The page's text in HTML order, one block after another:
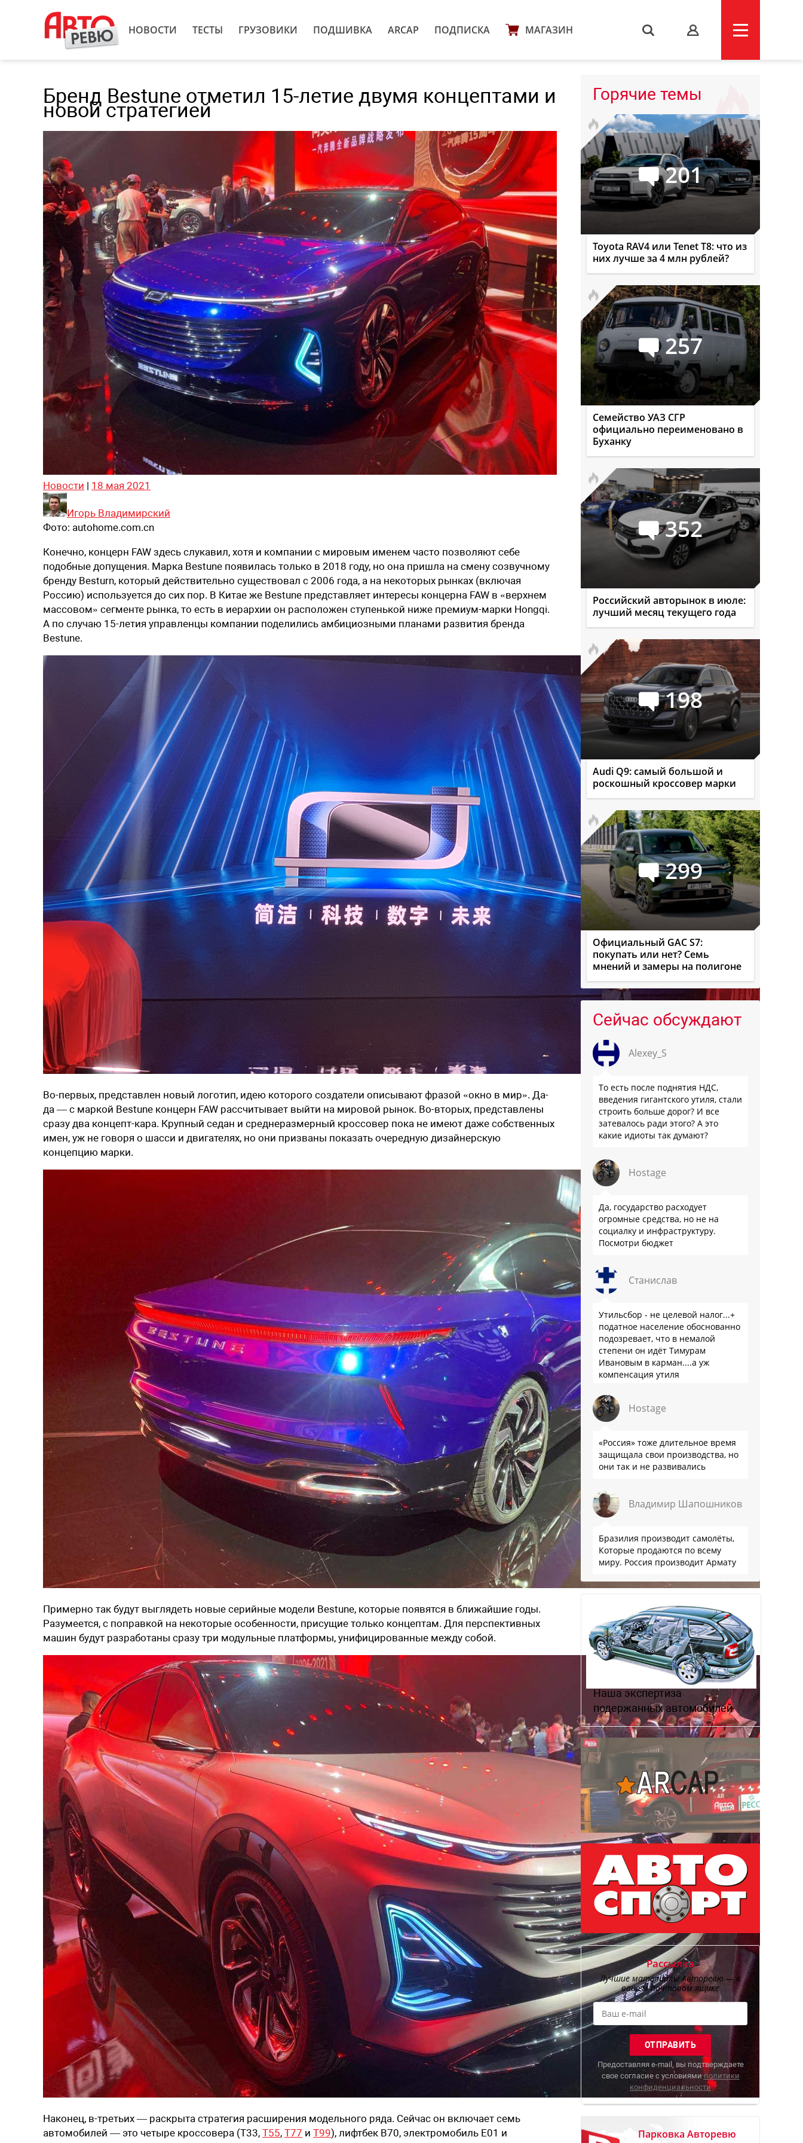
НОВОСТИ ТЕСТЫ ГРУЗОВИКИ ПОДШИВКА ARCAP ПОДПИСКА МАГАЗИН s
Бренд Bestune отметил 15-летие двумя концептами и
новой стратегией
Новости | 18 мая 2021
Игорь Владимирский
Фото: autohome.com.cn
Конечно, концерн FAW здесь слукавил, хотя и компании с мировым именем часто позволяют себе
подобные допущения. Марка Bestune появилась только в 2018 году, но она пришла на смену созвучному
бренду Besturn, который действительно существовал с 2006 года, а на некоторых рынках (включая
Россию) используется до сих пор. В Китае же Bestune представляет интересы концерна FAW в «верхнем
массовом» сегменте рынка, то есть в иерархии он расположен ступенькой ниже премиум-марки Hongqi.
А по случаю 15-летия управленцы компании поделились амбициозными планами развития бренда
Bestune.
Во-первых, представлен новый логотип, идею которого создатели описывают фразой «окно в мир». Да-
да — с маркой Bestune концерн FAW рассчитывает выйти на мировой рынок. Во-вторых, представлены
сразу два концепт-кара. Крупный седан и среднеразмерный кроссовер пока не имеют даже собственных
имен, уж не говоря о шасси и двигателях, но они призваны показать очередную дизайнерскую
концепцию марки.
Примерно так будут выглядеть новые серийные модели Bestune, которые появятся в ближайшие годы.
Разумеется, с поправкой на некоторые особенности, присущие только концептам. Для перспективных
машин будут разработаны сразу три модульные платформы, унифицированные между собой.
Наконец, в-третьих — раскрыта стратегия расширения модельного ряда. Сейчас он включает семь
автомобилей — это четыре кроссовера (T33, T55, T77 и T99), лифтбек B70, электромобиль E01 и
Горячие темы
201
Toyota RAV4 или Tenet T8: что из
них лучше за 4 млн рублей?
257
Семейство УАЗ СГР
официально переименовано в
Буханку
352
Российский авторынок в июле:
лучший месяц текущего года
198
Audi Q9: самый большой и
роскошный кроссовер марки
299
Официальный GAC S7:
покупать или нет? Семь
мнений и замеры на полигоне
Сейчас обсуждают
Alexey_S
То есть после поднятия НДС,
введения гигантского утиля, стали
строить больше дорог? И все
затевалось ради этого? А это
какие идиоты так думают?
Hostage
Да, государство расходует
огромные средства, но не на
социалку и инфраструктуру.
Посмотри бюджет
Станислав
Утильсбор - не целевой налог...+
податное население обоснованно
подозревает, что в немалой
степени он идёт Тимурам
Ивановым в карман....а уж
компенсация утиля
что прям эталон коррупции
Hostage
«Россия» тоже длительное время
защищала свои производства, но
они так и не развивались
Владимир Шапошников
Бразилия производит самолёты,
Которые продаются по всему
миру. Россия производит Армату
Наша экспертиза
подержанных автомобилей
Рассылка
Лучшие материалы Авторевю — в
вашем почтовом ящике
Предоставляя e-mail, вы подтверждаете
свое согласие с условиямиполитики
конфиденциальности
Парковка Авторевю